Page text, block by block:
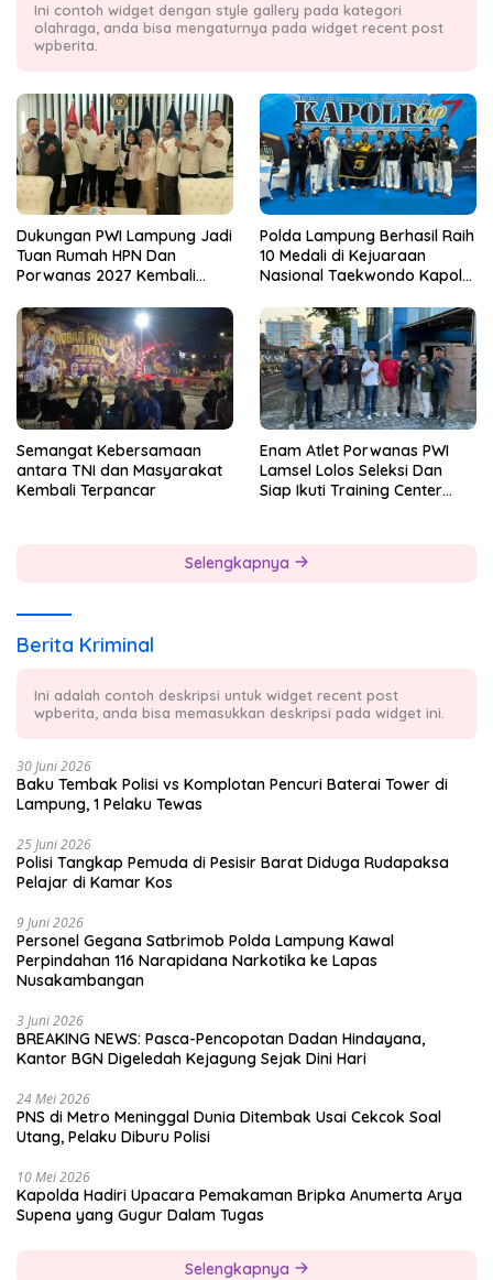
Ini contoh widget dengan style gallery pada kategori
olahraga, anda bisa mengaturnya pada widget recent post
wpberita.
Dukungan PWI Lampung Jadi
Tuan Rumah HPN Dan
Porwanas 2027 Kembali
Pol.Rudi Setiawan
Polda Lampung Berhasil Raih
10 Medali di Kejuaraan
Nasional Taekwondo Kapolri
Semangat Kebersamaan
antara TNI dan Masyarakat
Kembali Terpancar
Enam Atlet Porwanas PWI
Lamsel Lolos Seleksi Dan
Siap Ikuti Training Center
Selengkapnya
Berita Kriminal
Ini adalah contoh deskripsi untuk widget recent post
wpberita, anda bisa memasukkan deskripsi pada widget ini.
30 Juni 2026
Baku Tembak Polisi vs Komplotan Pencuri Baterai Tower di
Lampung, 1 Pelaku Tewas
25 Juni 2026
Polisi Tangkap Pemuda di Pesisir Barat Diduga Rudapaksa
Pelajar di Kamar Kos
9 Juni 2026
Personel Gegana Satbrimob Polda Lampung Kawal
Perpindahan 116 Narapidana Narkotika ke Lapas
Nusakambangan
3 Juni 2026
BREAKING NEWS: Pasca-Pencopotan Dadan Hindayana,
Kantor BGN Digeledah Kejagung Sejak Dini Hari
24 Mei 2026
PNS di Metro Meninggal Dunia Ditembak Usai Cekcok Soal
Utang, Pelaku Diburu Polisi
10 Mei 2026
Kapolda Hadiri Upacara Pemakaman Bripka Anumerta Arya
Supena yang Gugur Dalam Tugas
Selengkapnya